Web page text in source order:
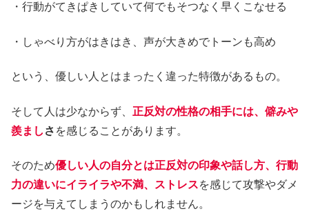
・行動がてきぱきしていて何でもそつなく早くこなせる
・しゃべり方がはきはき、声が大きめでトーンも高め
という、優しい人とはまったく違った特徴があるもの。
そして人は少なからず、 正反対の性格の相手には、僻みや
羨まし さ を感じることがあります。
そのため優しい人の自分とは正反対の印象や話し方、行動
力の違いにイライラや不満、ストレスを感じて攻撃やダメ
ージを与えてしまうのかもしれません。